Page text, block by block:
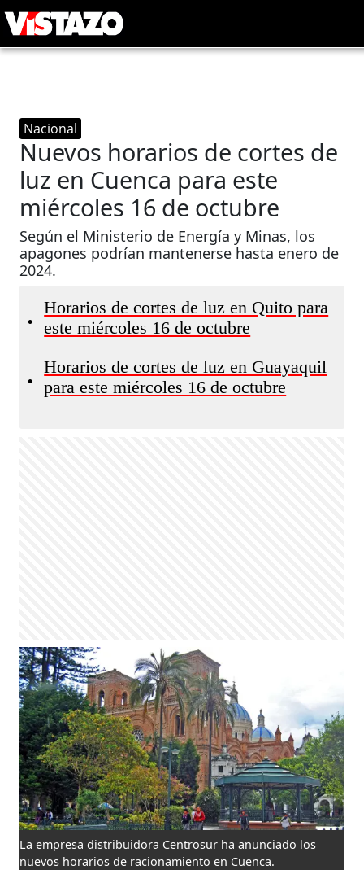
Nacional
Nuevos horarios de cortes de
luz en Cuenca para este
miércoles 16 de octubre
Según el Ministerio de Energía y Minas, los
apagones podrían mantenerse hasta enero de
2024.
•
Horarios de cortes de luz en Quito para
este miércoles 16 de octubre
•
Horarios de cortes de luz en Guayaquil
para este miércoles 16 de octubre
La empresa distribuidora Centrosur ha anunciado los
nuevos horarios de racionamiento en Cuenca.